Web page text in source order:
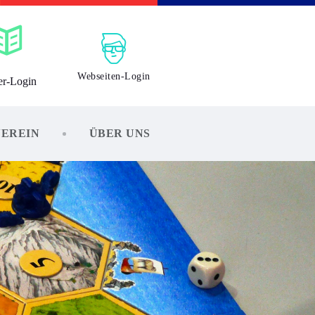
Login Webseiten-Login
ÜBER UNS